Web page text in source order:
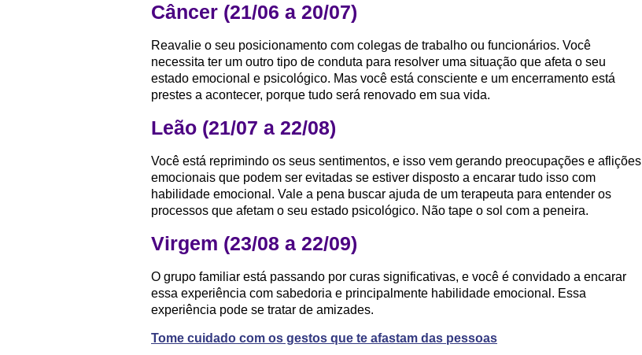
Câncer (21/06 a 20/07)
Reavalie o seu posicionamento com colegas de trabalho ou funcionários. Você
necessita ter um outro tipo de conduta para resolver uma situação que afeta o seu
estado emocional e psicológico. Mas você está consciente e um encerramento está
prestes a acontecer, porque tudo será renovado em sua vida.
Leão (21/07 a 22/08)
Você está reprimindo os seus sentimentos, e isso vem gerando preocupações e aflições
emocionais que podem ser evitadas se estiver disposto a encarar tudo isso com
habilidade emocional. Vale a pena buscar ajuda de um terapeuta para entender os
processos que afetam o seu estado psicológico. Não tape o sol com a peneira.
Virgem (23/08 a 22/09)
O grupo familiar está passando por curas significativas, e você é convidado a encarar
essa experiência com sabedoria e principalmente habilidade emocional. Essa
experiência pode se tratar de amizades.
Tome cuidado com os gestos que te afastam das pessoas